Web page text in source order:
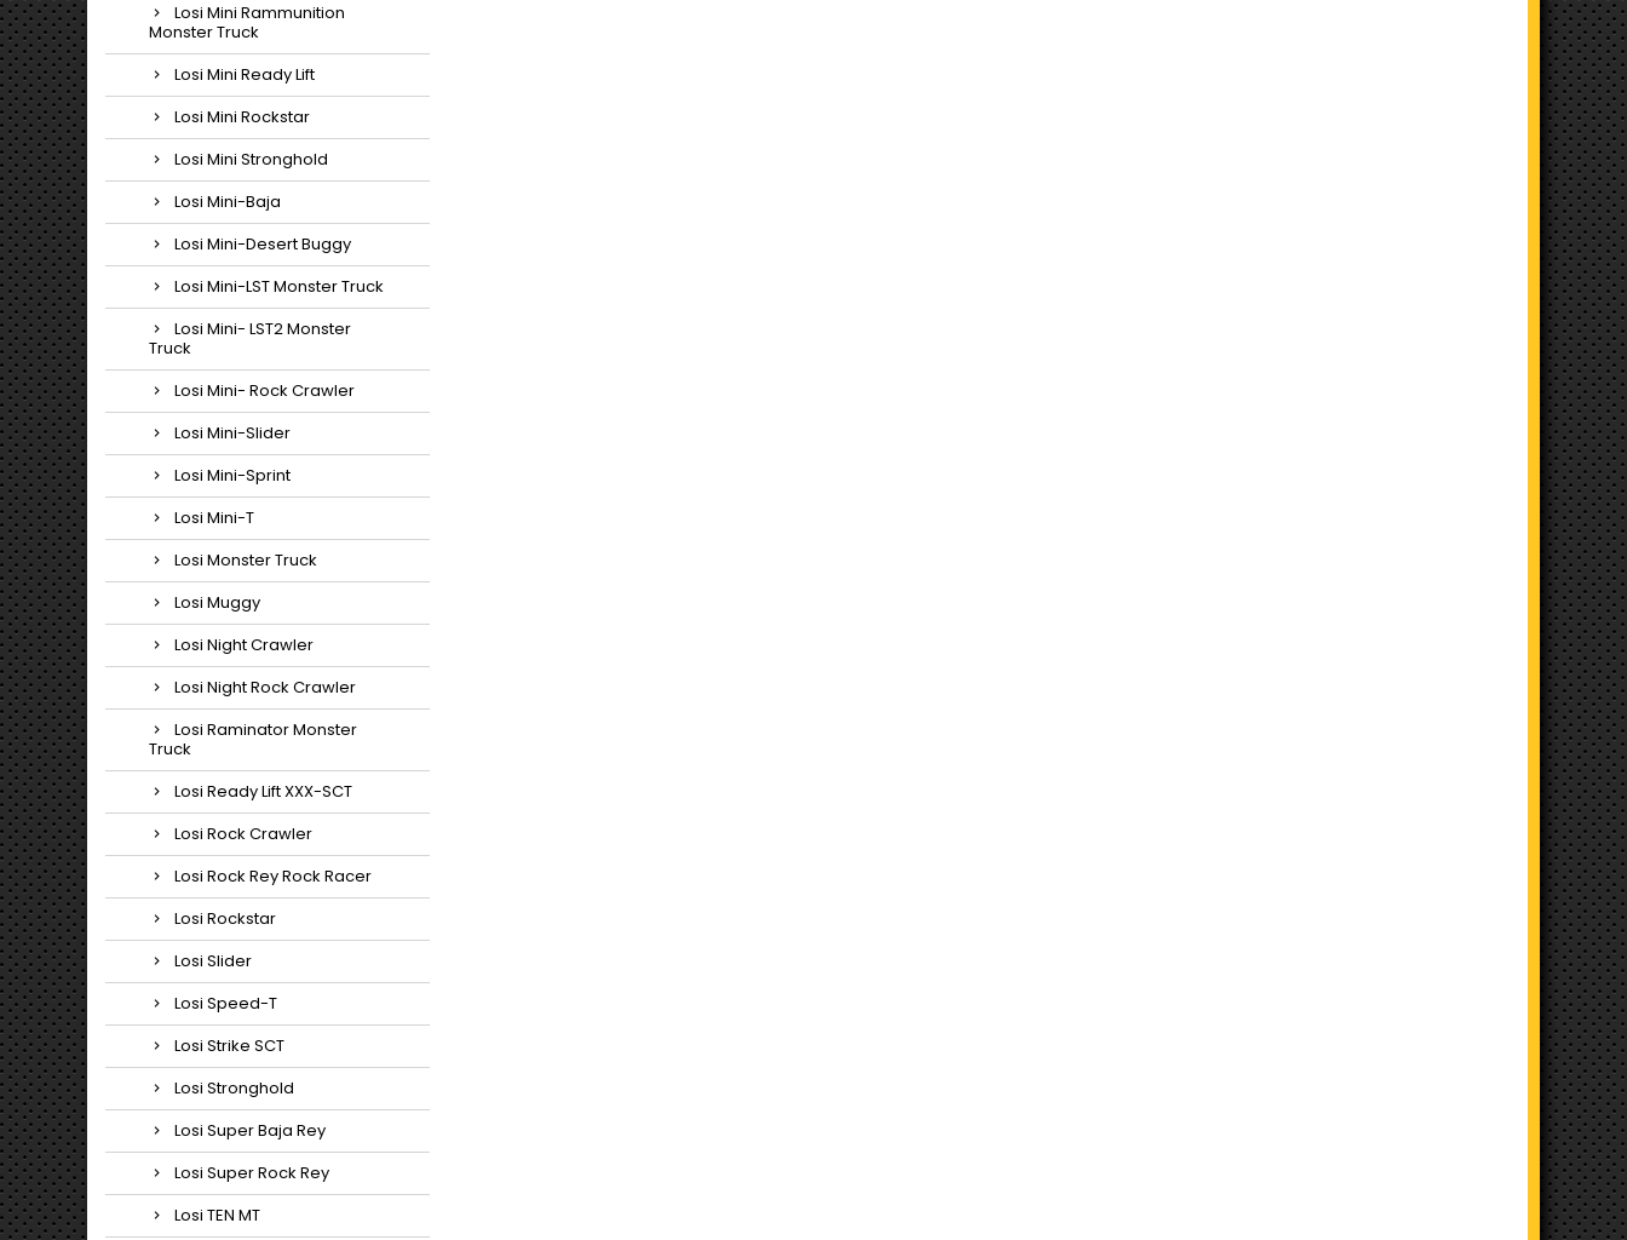
Losi Mini Rammunition
Monster Truck
Losi Mini Ready Lift
Losi Mini Rockstar
Losi Mini Stronghold
Losi Mini-Baja
Losi Mini-Desert Buggy
Losi Mini-LST Monster Truck
Losi Mini- LST2 Monster
Truck
Losi Mini- Rock Crawler
Losi Mini-Slider
Losi Mini-Sprint
Losi Mini-T
Losi Monster Truck
Losi Muggy
Losi Night Crawler
Losi Night Rock Crawler
Losi Raminator Monster
Truck
Losi Ready Lift XXX-SCT
Losi Rock Crawler
Losi Rock Rey Rock Racer
Losi Rockstar
Losi Slider
Losi Speed-T
Losi Strike SCT
Losi Stronghold
Losi Super Baja Rey
Losi Super Rock Rey
Losi TEN MT